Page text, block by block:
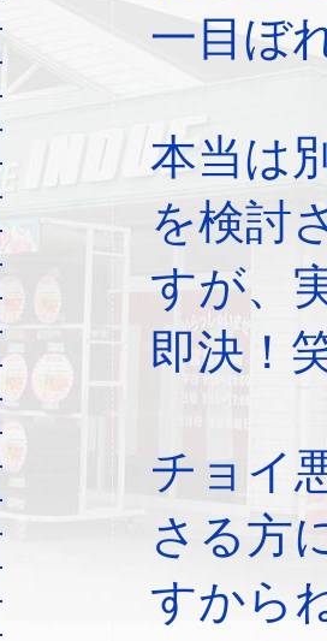
一目ぼ
本当は
を検討
すが、
即決！
チョイ
さる方
すから